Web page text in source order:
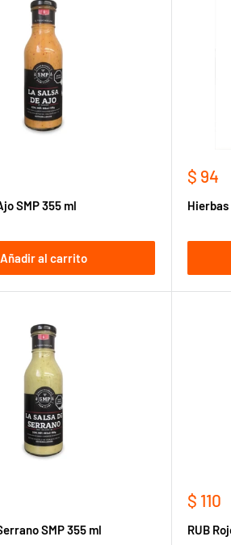
SMP 355 ml
Añadir al carrito
Precio
venta
$ 94
SMP 355 ml
Precio
venta
$ 110
RUB